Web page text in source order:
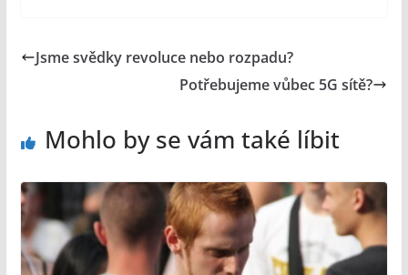
Jsme svědky revoluce nebo rozpadu?
Potřebujeme vůbec 5G sítě?
Mohlo by se vám také líbit